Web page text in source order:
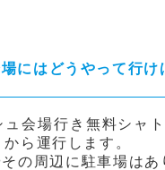
にはどうやって行け
会場行き無料シャ
ら運行します。
の周辺に駐車場は